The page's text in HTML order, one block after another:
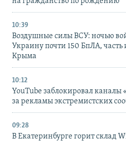
10:39
Воздушные силы ВСУ: ночью
Украину почти 150 БпЛА, часть
Крыма
10:12
YouTube заблокировал
за рекламы экстремистских
09:28
В Екатеринбурге горит склад